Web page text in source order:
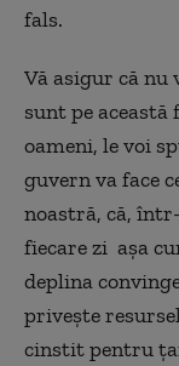
fals.
Vă asigur că
sunt pe
oameni, le voi
guvern va face
noastră, că,
fiecare zi așa
deplina
privește
cinstit pentru